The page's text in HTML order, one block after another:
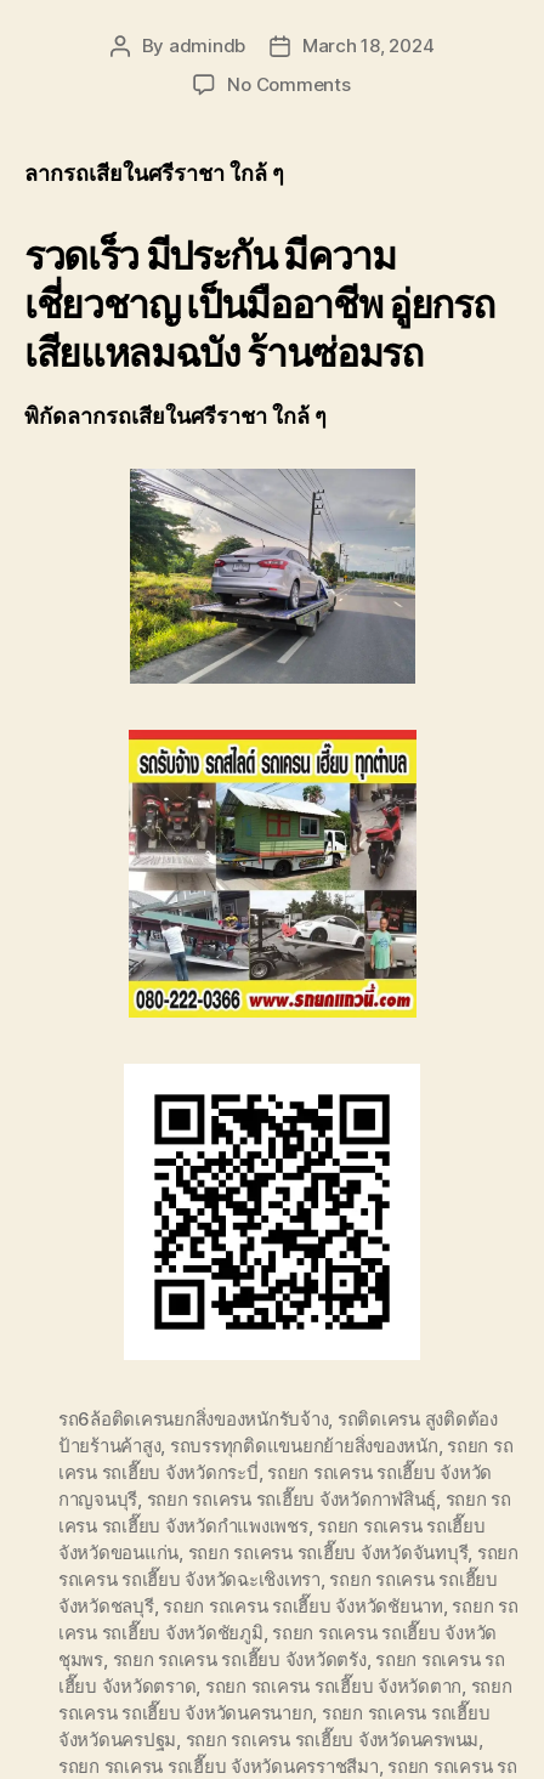
Post
By admindb
PostMarch 18, 2024
No Commentson
ใกล้
ๆ
ราคา
ถูก
0806402241บริการ
ลากรถเสียในศรีราชา ใกล้ ๆ
รวดเร็ว มีประกัน มีความ
เชี่ยวชาญ เป็นมืออาชีพ อู่ยกรถ
เสียแหลมฉบัง ร้านซ่อมรถ
พิกัดลากรถเสียในศรีราชา ใกล้ ๆ
รถ6ล้อติดเครนยกสิ่งของหนักรับจ้าง, รถติดเครน สูงติดต้อง
ป้ายร้านค้าสูง, รถบรรทุกติดแขนยกย้ายสิ่งของหนัก, รถยก รถ
เครน รถเฮี๊ยบ จังหวัดกระบี่, รถยก รถเครน รถเฮี๊ยบ จังหวัด
กาญจนบุรี, รถยก รถเครน รถเฮี๊ยบ จังหวัดกาฬสินธุ์, รถยก รถ
เครน รถเฮี๊ยบ จังหวัดกำแพงเพชร, รถยก รถเครน รถเฮี๊ยบ
จังหวัดขอนแก่น, รถยก รถเครน รถเฮี๊ยบ จังหวัดจันทบุรี, รถยก
รถเครน รถเฮี๊ยบ จังหวัดฉะเชิงเทรา, รถยก รถเครน รถเฮี๊ยบ
จังหวัดชลบุรี, รถยก รถเครน รถเฮี๊ยบ จังหวัดชัยนาท, รถยก รถ
เครน รถเฮี๊ยบ จังหวัดชัยภูมิ, รถยก รถเครน รถเฮี๊ยบ จังหวัด
ชุมพร, รถยก รถเครน รถเฮี๊ยบ จังหวัดตรัง, รถยก รถเครน รถ
เฮี๊ยบ จังหวัดตราด, รถยก รถเครน รถเฮี๊ยบ จังหวัดตาก, รถยก
รถเครน รถเฮี๊ยบ จังหวัดนครนายก, รถยก รถเครน รถเฮี๊ยบ
จังหวัดนครปฐม, รถยก รถเครน รถเฮี๊ยบ จังหวัดนครพนม,
รถยก รถเครน รถเฮี๊ยบ จังหวัดนครราชสีมา, รถยก รถเครน รถ